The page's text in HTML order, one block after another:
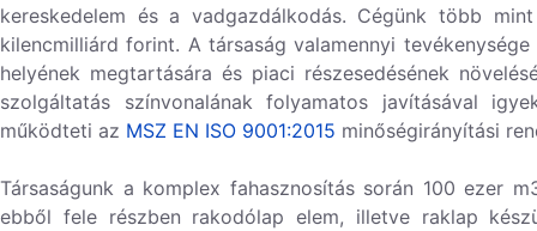
kereskedelem és a vadgazdálkodás. Cégünk több
kilencmilliárd forint. A társaság valamennyi
helyének megtartására és piaci részesedésének
szolgáltatás színvonalának folyamatos javításával
működteti az MSZ EN ISO 9001:2015 minőségirányítási
Társaságunk a komplex fahasznosítás során 100 ezer
ebből fele részben rakodólap elem, illetve raklap